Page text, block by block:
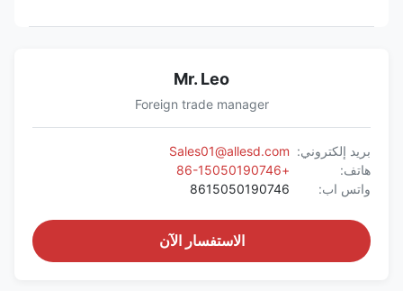
Mr. Leo
Foreign trade manager
بريد إلكتروني: Sales01@allesd.com
هاتف:
+86-15050190746
واتس اب:
8615050190746
الاستفسار الآن